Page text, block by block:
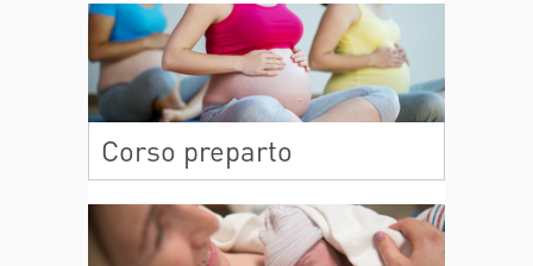
Corso preparto